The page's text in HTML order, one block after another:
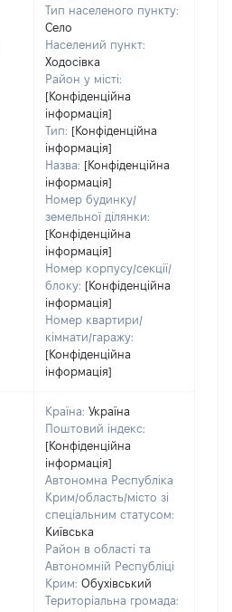
Тип населеного пункту:
Село
Населений пункт:
Ходосівка
Район у місті:
[Конфіденційна
інформація]
Тип: [Конфіденційна
інформація]
Назва: [Конфіденційна
інформація]
Номер будинку/
земельної ділянки:
[Конфіденційна
інформація]
Номер корпусу/секції/
блоку: [Конфіденційна
інформація]
Номер квартири/
кімнати/гаражу:
[Конфіденційна
інформація]
Країна: Україна
Поштовий індекс:
[Конфіденційна
інформація]
Автономна Республіка
Крим/область/місто зі
спеціальним статусом:
Київська
Район в області та
Автономній Республіці
Крим: Обухівський
Територіальна громада: